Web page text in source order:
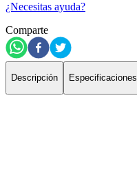
¿Necesitas ayuda?
Comparte
Descripción Especificaciones